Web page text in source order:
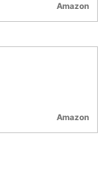
Amazon
Amazon